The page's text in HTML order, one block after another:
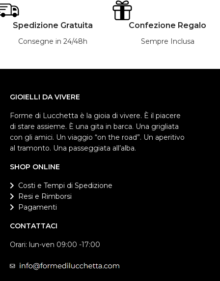
Spedizione Gratuita
Consegne in 24/48h
Confezione Regalo
Sempre Inclusa
GIOIELLI DA VIVERE
Forme di Lucchetta è la gioia di vivere. È il piacere
di stare assieme. È una gita in barca. Una grigliata
con gli amici. Un viaggio “on the road”. Un aperitivo
al tramonto. Una passeggiata all’alba.
SHOP ONLINE
Costi e Tempi di Spedizione
Resi e Rimborsi
Pagamenti
CONTATTACI
Orari: lun-ven 09:00 -17:00